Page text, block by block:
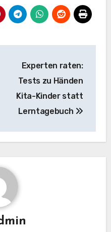
Experten raten:
Tests zu Händen
Kita-Kinder statt
Lerntagebuch